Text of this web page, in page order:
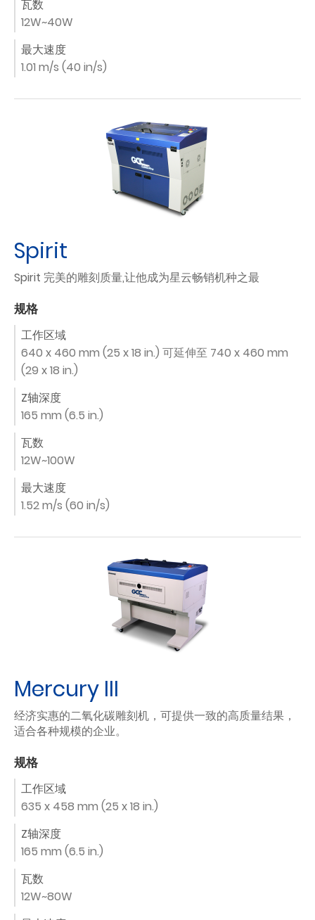
瓦数
12W~40W
最大速度
1.01 m/s (40 in/s)
Spirit
Spirit 完美的雕刻质量,让他成为星云畅销机种之最
规格
工作区域
640 x 460 mm (25 x 18 in.) 可延伸至 740 x 460 mm
(29 x 18 in.)
Z轴深度
165 mm (6.5 in.)
瓦数
12W~100W
最大速度
1.52 m/s (60 in/s)
Mercury III
经济实惠的二氧化碳雕刻机，可提供一致的高质量结果，
适合各种规模的企业。
规格
工作区域
635 x 458 mm (25 x 18 in.)
Z轴深度
165 mm (6.5 in.)
瓦数
12W~80W